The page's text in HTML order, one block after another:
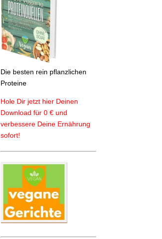
Die besten rein pflanzlichen
Proteine
Hole Dir jetzt hier Deinen
Download für 0 € und
verbessere Deine Ernährung
sofort!